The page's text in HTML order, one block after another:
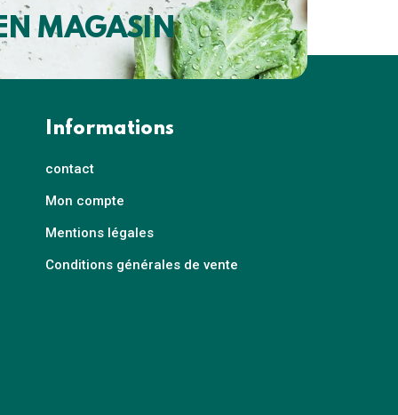
MAGASIN
Informations
contact
Mon compte
Mentions légales
Conditions générales de vente